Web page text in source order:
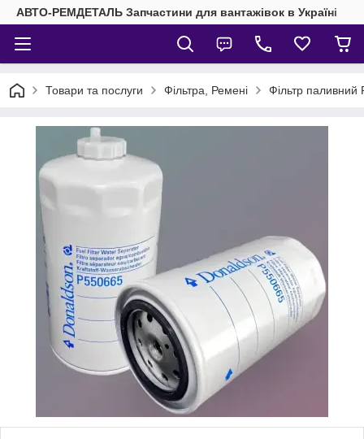
АВТО-РЕМДЕТАЛЬ Запчастини для вантажівок в Україні
Товари та послуги Фільтра, Ремені Фільтр